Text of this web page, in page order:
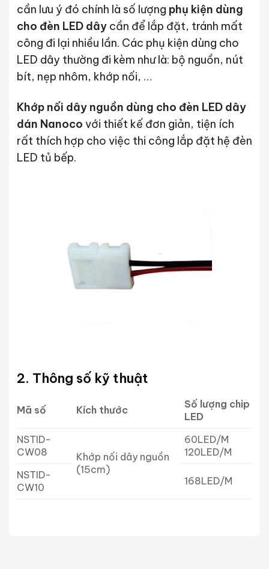
cần lưu ý đó chính là số lượng phụ kiện dùng
cho đèn LED dâycần để lắp đặt, tránh mất
công đi lại nhiều lần. Các phụ kiện dùng cho
LED dây thường đi kèm như là: bộ nguồn, nút
bít, nẹp nhôm, khớp nối, …
Khớp nối dây nguồn dùng cho đèn LED dây
dán Nanoco với thiết kế đơn giản, tiện ích
rất thích hợp cho việc thi công lắp đặt hệ đèn
LED tủ bếp.
2. Thông số kỹ thuật
Mã số Kích thước
Số lượng chip
LED
NSTID-
CW08
Khớp nối dây nguồn
(15cm)
60LED/M
120LED/M
NSTID-
CW10
168LED/M